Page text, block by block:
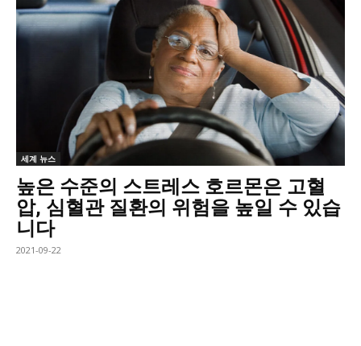
세계 뉴스
높은 수준의 스트레스 호르몬은 고혈
압, 심혈관 질환의 위험을 높일 수 있습
니다
2021-09-22